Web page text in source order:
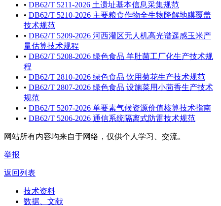
• DB62/T 5211-2026 土遗址基本信息采集规范
• DB62/T 5210-2026 主要粮食作物全生物降解地膜覆盖
技术规范
• DB62/T 5209-2026 河西灌区无人机高光谱遥感玉米产
量估算技术规程
• DB62/T 5208-2026 绿色食品 羊肚菌工厂化生产技术规
程
• DB62/T 2810-2026 绿色食品 饮用菊花生产技术规范
• DB62/T 2807-2026 绿色食品 设施菜用小茴香生产技术
规范
• DB62/T 5207-2026 单要素气候资源价值核算技术指南
• DB62/T 5206-2026 通信系统隔离式防雷技术规范
网站所有内容均来自于网络，仅供个人学习、交流。
举报
返回列表
技术资料
数据、文献